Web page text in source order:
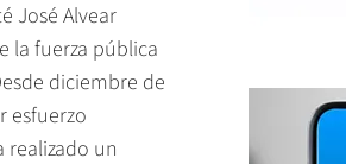
José Alvear
la fuerza pública
diciembre de
esfuerzo
realizado un